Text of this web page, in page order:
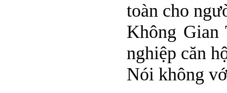
toàn cho
Không Gian
nghiệp căn
Nói không